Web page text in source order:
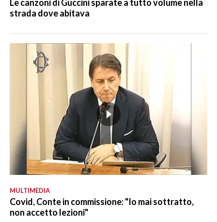
Le canzoni di Guccini sparate a tutto volume nella
strada dove abitava
MULTIMEDIA
Covid, Conte in commissione: "Io mai sottratto,
non accetto lezioni"